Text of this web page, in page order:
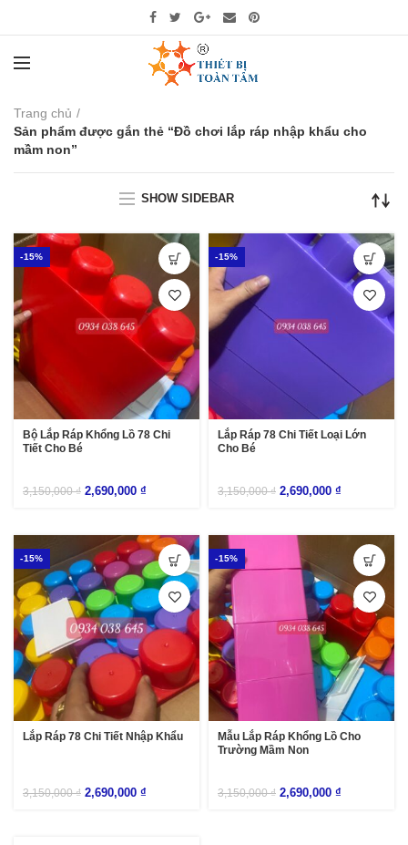
Trang chủ
Sản phẩm được gắn thẻ “Đồ chơi lắp ráp nhập khẩu cho
mầm non”
SHOW SIDEBAR
-15%
Bộ Lắp Ráp Khổng Lồ 78 Chi
Tiết Cho Bé
3,150,000₫ 2,690,000 ₫
-15%
Lắp Ráp 78 Chi Tiết Loại Lớn
Cho Bé
3,150,000₫ 2,690,000 ₫
-15%
Lắp Ráp 78 Chi Tiết Nhập Khẩu
3,150,000₫ 2,690,000 ₫
-15%
Mẫu Lắp Ráp Khổng Lồ Cho
Trường Mầm Non
3,150,000₫ 2,690,000 ₫